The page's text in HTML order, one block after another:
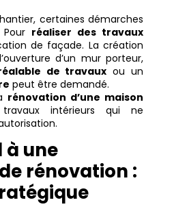
certaines démarches
réaliser des travaux
de façade. La création
d’un mur porteur,
de travaux ou un
peut être demandé.
rénovation d’une maison
intérieurs qui ne
à une
rénovation :